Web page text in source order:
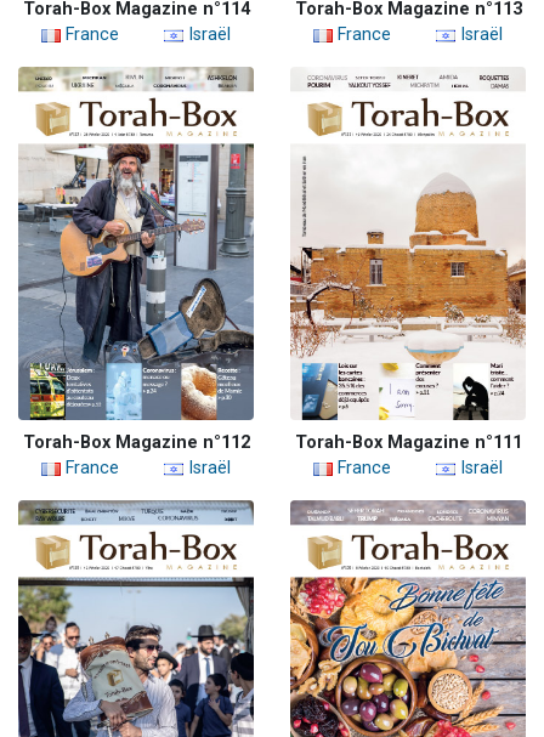
Torah-Box Magazine n°114
France
Israël
Torah-Box Magazine n°113
France
Israël
Torah-Box Magazine n°112
France
Israël
Torah-Box Magazine n°111
France
Israël